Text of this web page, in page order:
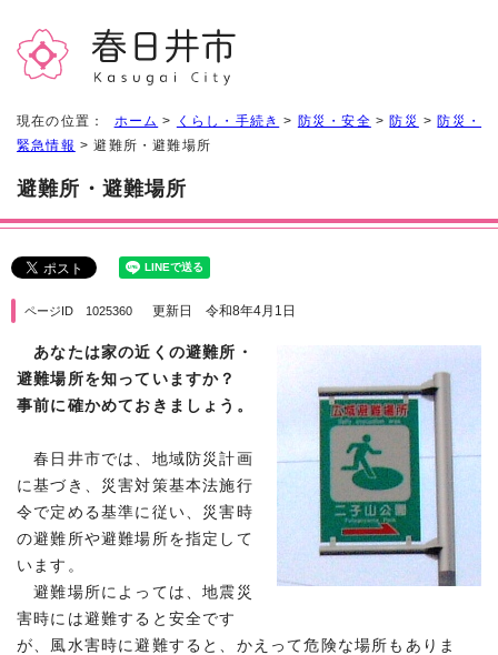
現在の位置： ホーム > くらし・手続き > 防災・安全 >防災 >防災・
緊急情報 > 避難所・避難場所
避難所・避難場所
ページID 1025360 更新日 令和8年4月1日
あなたは家の近くの避難所・
避難場所を知っていますか？
事前に確かめておきましょう。
春日井市では、地域防災計画
に基づき、災害対策基本法施行
令で定める基準に従い、災害時
の避難所や避難場所を指定して
います。
避難場所によっては、地震災
害時には避難すると安全です
が、風水害時に避難すると、かえって危険な場所もありま